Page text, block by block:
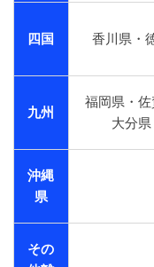
四国 香川県・
九州
福岡県・佐
大分
沖縄
県
その